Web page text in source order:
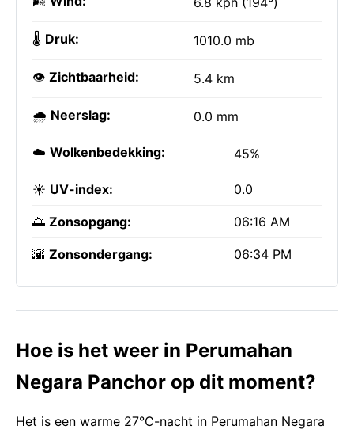
🌡️ Druk: 1010.0 mb
👁️ Zichtbaarheid: 5.4 km
🌧️ Neerslag: 0.0 mm
☁️ Wolkenbedekking: 45%
☀️ UV-index: 0.0
🌅 Zonsopgang: 06:16 AM
🌇 Zonsondergang: 06:34 PM
Hoe is het weer in Perumahan
Negara Panchor op dit moment?
Het is een warme 27°C-nacht in Perumahan Negara